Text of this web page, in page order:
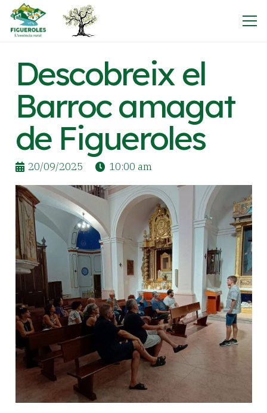
Descobreix el
Barroc amagat
de Figueroles
20/09/2025 10:00 am